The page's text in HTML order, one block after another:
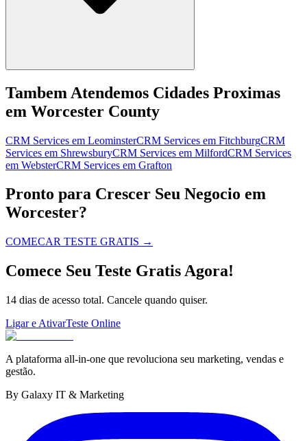
Tambem Atendemos Cidades Proximas
em Worcester County
CRM Services em LeominsterCRM Services em FitchburgCRM
Services em ShrewsburyCRM Services em MilfordCRM Services
em WebsterCRM Services em Grafton
Pronto para Crescer Seu Negocio em
Worcester?
COMECAR TESTE GRATIS →
Comece Seu Teste Gratis Agora!
14 dias de acesso total. Cancele quando quiser.
Ligar e AtivarTeste Online
A plataforma all-in-one que revoluciona seu marketing, vendas e
gestão.
By Galaxy IT & Marketing